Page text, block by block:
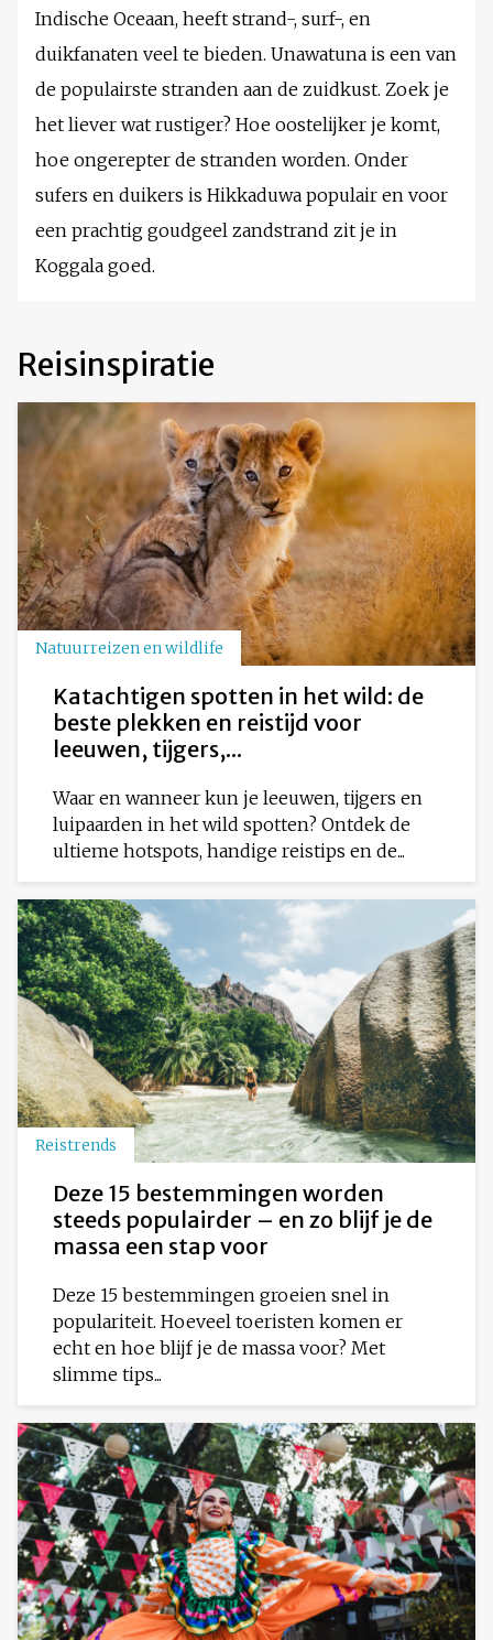
Indische Oceaan, heeft strand-, surf-, en
duikfanaten veel te bieden. Unawatuna is een van
de populairste stranden aan de zuidkust. Zoek je
het liever wat rustiger? Hoe oostelijker je komt,
hoe ongerepter de stranden worden. Onder
sufers en duikers is Hikkaduwa populair en voor
een prachtig goudgeel zandstrand zit je in
Koggala goed.
Reisinspiratie
Natuurreizen en wildlife
Katachtigen spotten in het wild: de
beste plekken en reistijd voor
leeuwen, tijgers,...
Waar en wanneer kun je leeuwen, tijgers en
luipaarden in het wild spotten? Ontdek de
ultieme hotspots, handige reistips en de...
Reistrends
Deze 15 bestemmingen worden
steeds populairder – en zo blijf je de
massa een stap voor
Deze 15 bestemmingen groeien snel in
populariteit. Hoeveel toeristen komen er
echt en hoe blijf je de massa voor? Met
slimme tips...